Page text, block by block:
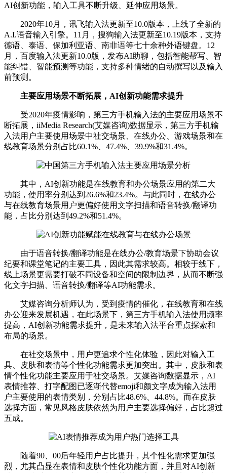
AI创新功能，输入工具不断升级、延伸应用场景。
2020年10月，讯飞输入法更新至10.0版本，上线了全新的
A.I.语音输入引擎。11月，搜狗输入法更新至10.19版本，支持
德语、泰语、保加利亚语、南非语等七十余种外语键盘。12
月，百度输入法更新10.0版，发布AI助聊，包括智能帮写、智
能纠错、智能预测等功能，支持多种情绪的自动撰写以及输入
前预测。
主要应用场景不断拓展，AI创新功能需求提升
受2020年疫情影响，第三方手机输入法的主要应用场景不
断拓展，iiMedia Research(艾媒咨询)数据显示，第三方手机输
入法用户主要使用场景中社交场景、在线办公、游戏场景和在
线教育场景分别占比60.1%、47.4%、39.9%和31.4%。
其中，AI创新功能是在线教育和办公场景应用的第二大
功能，使用率分别达到26.6%和23.4%。与此同时，在线办公
与在线教育场景用户更偏好使用文字扫描和语音转换/翻译功
能，占比分别达到49.2%和51.4%。
由于语音转换/翻译功能是在线办公/教育场景下协助会议
纪要和课堂笔记的主要工具，因此其需求较高。相较于线下，
线上场景更需要打破不同设备和空间的限制边界，从而不断强
化文字扫描、语音转换/翻译等AI功能需求。
艾媒咨询分析师认为，受到疫情的催化，在线教育和在线
办公迎来发展机遇，在此场景下，第三方手机输入法使用频率
提高，AI创新功能需求提升，是未来输入法平台重点探索和
布局的场景。
在社交场景中，用户更追求个性化体验，因此对输入工
具、皮肤和表情等个性化功能需求更加突出。其中，皮肤和表
情个性化功能主要应用于社交场景。艾媒咨询数据显示，AI
表情推荐、打字配图已逐渐代替emoji和颜文字成为输入法用
户主要使用的表情类别，分别占比48.6%、44.8%。而在皮肤
选择方面，常见风格皮肤依然为用户主要选择偏好，占比超过
五成。
随着90、00后年轻用户占比提升，其个性化需求更加强
烈，尤其凸显在表情和皮肤个性化功能方面，并且对AI创新